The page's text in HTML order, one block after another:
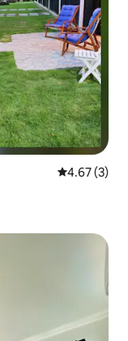
Calificación
4.67 (3)